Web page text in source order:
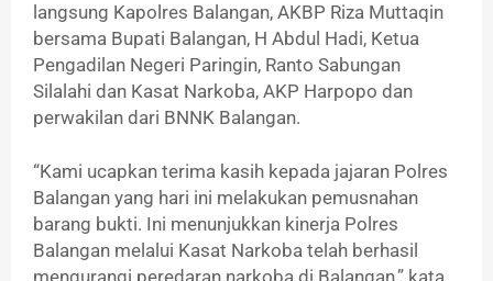
langsung Kapolres Balangan, AKBP Riza Muttaqin
bersama Bupati Balangan, H Abdul Hadi, Ketua
Pengadilan Negeri Paringin, Ranto Sabungan
Silalahi dan Kasat Narkoba, AKP Harpopo dan
perwakilan dari BNNK Balangan.
“Kami ucapkan terima kasih kepada jajaran Polres
Balangan yang hari ini melakukan pemusnahan
barang bukti. Ini menunjukkan kinerja Polres
Balangan melalui Kasat Narkoba telah berhasil